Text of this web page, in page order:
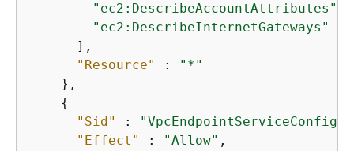
"ec2:DescribeAccountAttributes"
"ec2:DescribeInternetGateways"
      ],
"Resource"
:
"*"
    },
{
"Sid"
:
"Effect"
: "Allow" ,